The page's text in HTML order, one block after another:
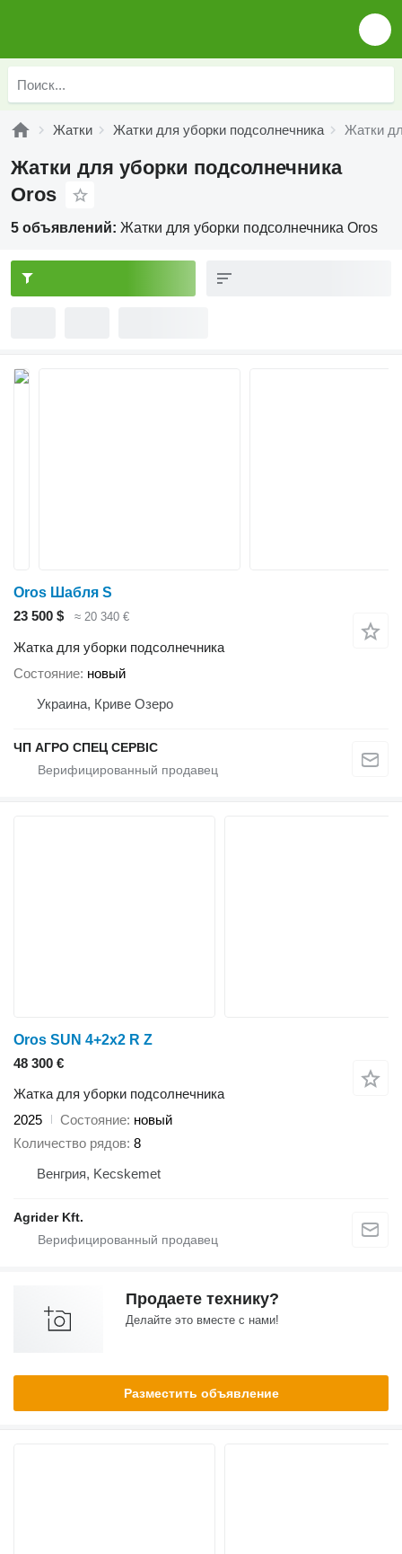
Жатки Жатки для уборки подсолнечника Жатки
Жатки для уборки подсолнечника
Oros
5 объявлений: Жатки для уборки подсолнечника Oros
Oros Шабля S
23 500 $
≈ 20 340 €
Жатка для уборки подсолнечника
Состояние новый
Украина, Криве Озеро
ЧП АГРО СПЕЦ СЕРВІС
Oros SUN 4+2x2 R Z
48 300 €
Жатка для уборки подсолнечника
2025
Состояние новый
Количество рядов 8
Венгрия, Kecskemet
Agrider Kft.
Продаете технику?
Делайте это вместе с нами!
Разместить объявление